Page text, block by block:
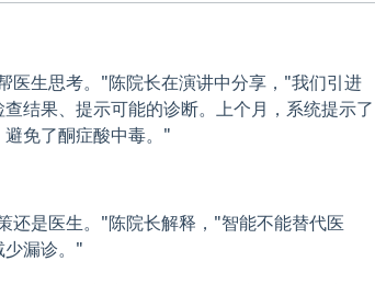
医生思考。"陈院长在演讲中分享，"我们引进
结果、提示可能的诊断。上个月，系统提示了
免了酮症酸中毒。"
还是医生。"陈院长解释，"智能不能替代医
少漏诊。"